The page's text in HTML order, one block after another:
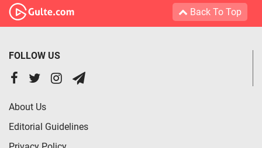
Back To Top
FOLLOW US
About Us
Editorial Guidelines